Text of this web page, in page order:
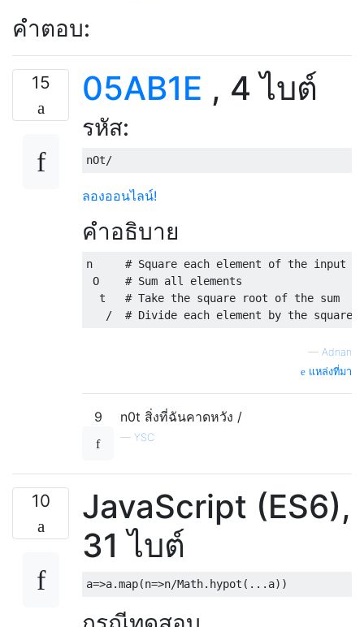
คำตอบ:
15 05AB1E , 4 ไบต์
รหัส:
ลองออนไลน์!
คำอธิบาย
n     # Square each element of the input
O    # Sum all elements
  t   # Take the square root of the sum
— Adnan
แหล่งที่มา
9 n0t สิ่งที่ฉันคาดหวัง /
— YSC
10
JavaScript (ES6),
31 ไบต์
a=>a.map(n=>n/Math. hypot (... a))